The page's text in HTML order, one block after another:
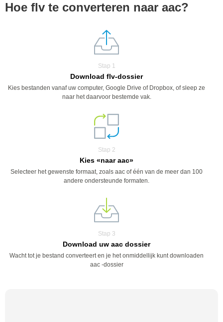
Hoe flv te converteren naar aac?
Stap 1
Download flv-dossier
Kies bestanden vanaf uw computer, Google Drive of Dropbox, of sleep ze
naar het daarvoor bestemde vak.
Stap 2
Kies «naar aac»
Selecteer het gewenste formaat, zoals aac of één van de meer dan 100
andere ondersteunde formaten.
Stap 3
Download uw aac dossier
Wacht tot je bestand converteert en je het onmiddellijk kunt downloaden
aac -dossier